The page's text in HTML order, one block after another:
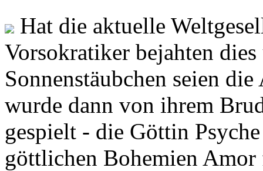
Hat die aktuelle
Vorsokratiker bejahten
Sonnenstäubchen seien
wurde dann von ihrem
gespielt - die Göttin
göttlichen Bohemien